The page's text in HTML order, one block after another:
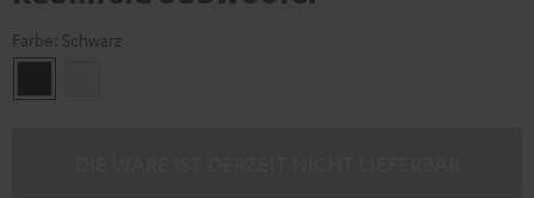
Farbe: Schwarz